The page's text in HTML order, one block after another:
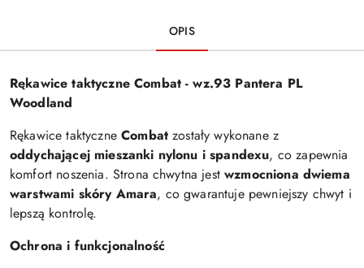
OPIS
Rękawice taktyczne Combat - wz.93 Pantera PL
Woodland
Rękawice taktyczneCombat zostały wykonane z
oddychającej mieszanki nylonu i spandexu, co zapewnia
komfort noszenia. Strona chwytna jestwzmocniona dwiema
warstwami skóry Amara, co gwarantuje pewniejszy chwyt i
lepszą kontrolę.
Ochrona i funkcjonalność